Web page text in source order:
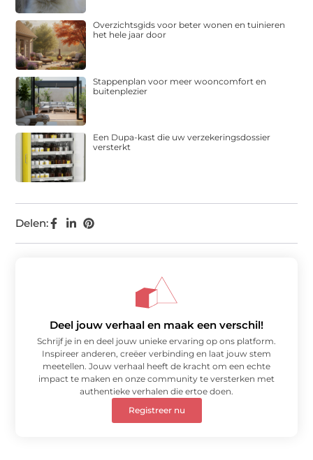
Delen:
Overzichtsgids voor beter wonen en tuinieren
het hele jaar door
Stappenplan voor meer wooncomfort en
buitenplezier
Een Dupa-kast die uw verzekeringsdossier
versterkt
Deel jouw verhaal en maak een verschil!
Schrijf je in en deel jouw unieke ervaring op ons platform.
Inspireer anderen, creëer verbinding en laat jouw stem
meetellen. Jouw verhaal heeft de kracht om een echte
impact te maken en onze community te versterken met
authentieke verhalen die ertoe doen.
Registreer nu